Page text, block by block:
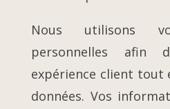
Nous utilisons
personnelles afin
expérience client tout
données. Vos